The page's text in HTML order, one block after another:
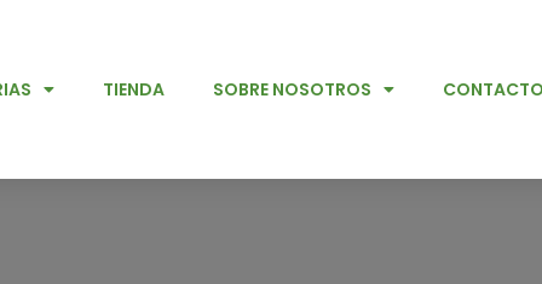
TIENDA SOBRE NOSOTROS CONTACTO